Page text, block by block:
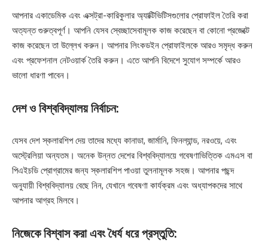
আপনার একাডেমিক এবং এক্সট্রা-কারিকুলার অ্যাক্টিভিটিসগুলোর প্রোফাইল তৈরি করা
অত্যন্ত গুরুত্বপূর্ণ। আপনি যেসব স্বেচ্ছাসেবামূলক কাজ করেছেন বা কোনো প্রজেক্টে
কাজ করেছেন তা উল্লেখ করুন। আপনার লিংকডইন প্রোফাইলকে আরও সমৃদ্ধ করুন
এবং প্রফেশনাল নেটওয়ার্ক তৈরি করুন। এতে আপনি বিদেশে সুযোগ সম্পর্কে আরও
ভালো ধারণা পাবেন।
দেশ ও বিশ্ববিদ্যালয় নির্বাচন:
যেসব দেশ স্কলারশিপ দেয় তাদের মধ্যে কানাডা, জার্মানি, ফিনল্যান্ড, নরওয়ে, এবং
অস্ট্রেলিয়া অন্যতম। অনেক উন্নত দেশের বিশ্ববিদ্যালয়ে গবেষণাভিত্তিক এমএস বা
পিএইচডি প্রোগ্রামের জন্য স্কলারশিপ পাওয়া তুলনামূলক সহজ। আপনার পছন্দ
অনুযায়ী বিশ্ববিদ্যালয় বেছে নিন, যেখানে গবেষণা কার্যক্রম এবং অধ্যাপকদের সাথে
আপনার আগ্রহ মিলবে।
নিজেকে বিশ্বাস করা এবং ধৈর্য ধরে প্রস্তুতি: